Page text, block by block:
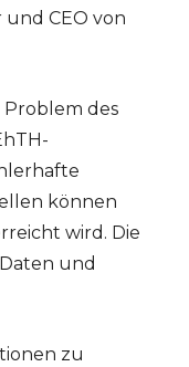
CEO von
des
können
wird. Die
und
zu